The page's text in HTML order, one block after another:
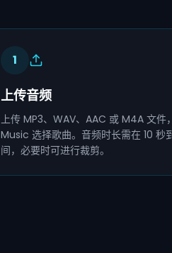
1
上传音频
上传 MP3、WAV、AAC 或 M4A 文件
Music 选择歌曲。音频时长需在 10 秒
间，必要时可进行裁剪。